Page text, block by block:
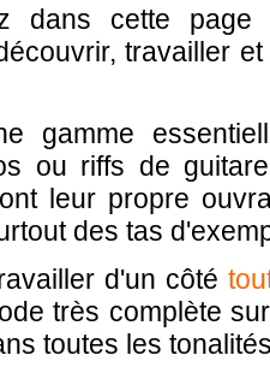
dans cette page
travailler
gamme
ou riffs de
ont leur propre
des tas
d'un côté
très complète
toutes les